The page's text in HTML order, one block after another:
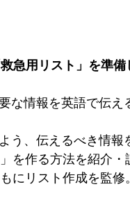
急用リスト」を準
な情報を英語で伝え
、伝えるべき情報
を作る方法を紹介・
にリスト作成を監修。